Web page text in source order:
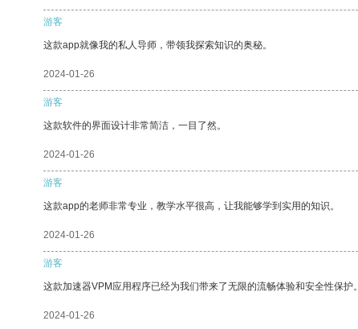
游客
这款app就像我的私人导师，带领我探索知识的奥秘。
2024-01-26
游客
这款软件的界面设计非常简洁，一目了然。
2024-01-26
游客
这款app的老师非常专业，教学水平很高，让我能够学到实用的知识。
2024-01-26
游客
这款加速器VPM应用程序已经为我们带来了无限的流畅体验和安全性保护。
2024-01-26